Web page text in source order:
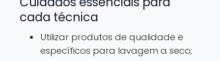
cada técnica
Utilizar produtos de qualidade e
específicos para lavagem a seco;